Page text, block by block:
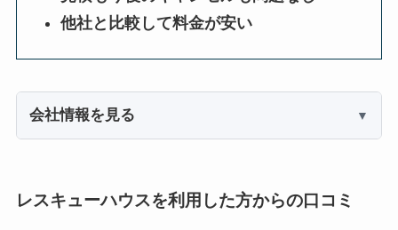
他社と比較して料金が安い
会社情報を見る
レスキューハウスを利用した方からの口コミ